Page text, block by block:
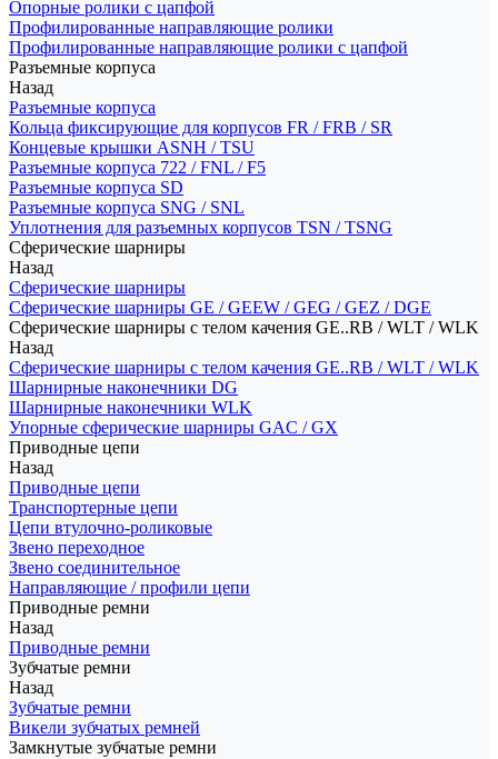
Опорные ролики с цапфой
Профилированные направляющие ролики
Профилированные направляющие ролики с цапфой
Разъемные корпуса
Назад
Разъемные корпуса
Кольца фиксирующие для корпусов FR / FRB / SR
Концевые крышки ASNH / TSU
Разъемные корпуса 722 / FNL / F5
Разъемные корпуса SD
Разъемные корпуса SNG / SNL
Уплотнения для разъемных корпусов TSN / TSNG
Сферические шарниры
Назад
Сферические шарниры
Сферические шарниры GE / GEEW / GEG / GEZ / DGE
Сферические шарниры с телом качения GE..RB / WLT / WLK
Назад
Сферические шарниры с телом качения GE..RB / WLT / WLK
Шарнирные наконечники DG
Шарнирные наконечники WLK
Упорные сферические шарниры GAC / GX
Приводные цепи
Назад
Приводные цепи
Транспортерные цепи
Цепи втулочно-роликовые
Звено переходное
Звено соединительное
Направляющие / профили цепи
Приводные ремни
Назад
Приводные ремни
Зубчатые ремни
Назад
Зубчатые ремни
Викели зубчатых ремней
Замкнутые зубчатые ремни